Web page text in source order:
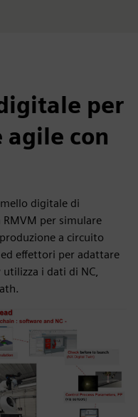
per
agile con
digitale di
per simulare
a circuito
effettori per adattare
i dati di NC,